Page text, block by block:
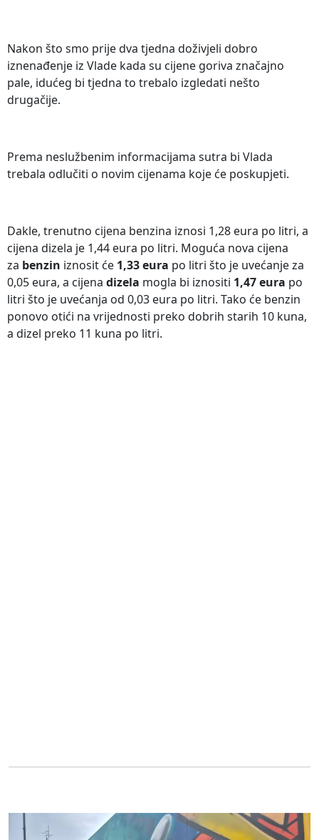
Nakon što smo prije dva tjedna doživjeli dobro
iznenađenje iz Vlade kada su cijene goriva značajno
pale, idućeg bi tjedna to trebalo izgledati nešto
drugačije.
Prema neslužbenim informacijama sutra bi Vlada
trebala odlučiti o novim cijenama koje će poskupjeti.
Dakle, trenutno cijena benzina iznosi 1,28 eura po litri, a
cijena dizela je 1,44 eura po litri. Moguća nova cijena
za benzin iznosit će 1,33 eura po litri što je uvećanje za
0,05 eura, a cijena dizela mogla bi iznositi 1,47 eura po
litri što je uvećanja od 0,03 eura po litri. Tako će benzin
ponovo otići na vrijednosti preko dobrih starih 10 kuna,
a dizel preko 11 kuna po litri.